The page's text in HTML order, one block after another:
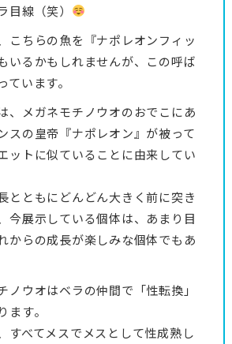
線（笑）
こちらの魚を『ナポレオンフィッ
いるかもしれませんが、この呼ば
ています。
、メガネモチノウオのおでこにあ
スの皇帝『ナポレオン』が被って
ットに似ていることに由来してい
とともにどんどん大きく前に突き
今展示している個体は、あまり目
からの成長が楽しみな個体でもあ
ノウオはベラの仲間で「性転換」
ます。
すべてメスでメスとして性成熟し